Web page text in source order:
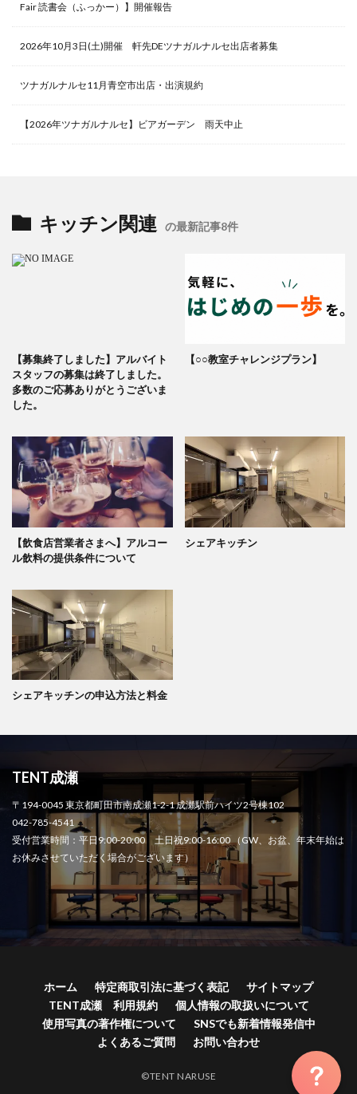
Fair 読書会（ふっかー）】開催報告
2026年10月3日(土)開催 軒先DEツナガルナルセ出店者募集
ツナガルナルセ11月青空市出店・出演規約
【2026年ツナガルナルセ】ビアガーデン 雨天中止
キッチン関連 の最新記事8件
【募集終了しました】アルバイト
スタッフの募集は終了しました。
多数のご応募ありがとうございま
した。
【○○教室チャレンジプラン】
【飲食店営業者さまへ】アルコー
ル飲料の提供条件について
シェアキッチン
シェアキッチンの申込方法と料金
TENT成瀬
〒194-0045 東京都町田市南成瀬1-2-1 成瀬駅前ハイツ2号棟102
042-785-4541
受付営業時間：平日9:00-20:00 土日祝9:00-16:00 （GW、お盆、年末年始は
お休みさせていただく場合がございます）
ホーム 特定商取引法に基づく表記
サイトマップ
TENT成瀬 利用規約
個人情報の取扱いについて
使用写真の著作権について
SNSでも新着情報発信中
よくあるご質問
お問い合わせ
©TENT NARUSE